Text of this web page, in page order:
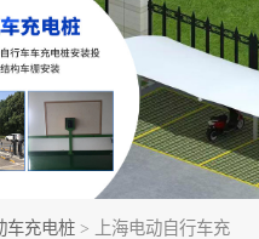
车充电桩 > 上海电动自行车充
电瓶车充电桩
两轮电动车充电桩